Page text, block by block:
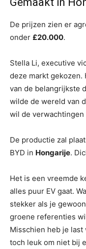
De prijzen zien er
onder £20.000.
Stella Li, executive
deze markt gekozen.
van de belangrijkste
wilde de wereld van
wil de verwachtingen
De productie zal
BYD in Hongarije.
Het is een vreemde
alles puur EV gaat.
stekker als je
groene referenties
Misschien heb je last
toch leuk om niet bij